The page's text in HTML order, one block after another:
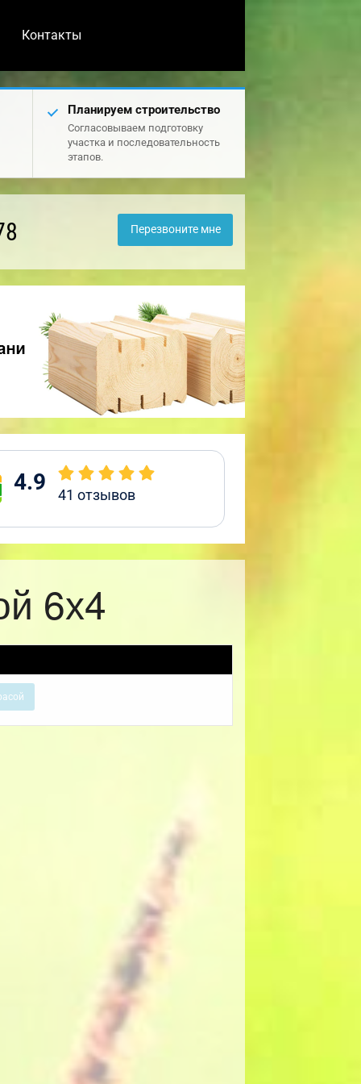
Контакты
Планируем строительство
Согласовываем подготовку
участка и последовательность
этапов.
Перезвоните мне
4.9 41 отзывов
6х4